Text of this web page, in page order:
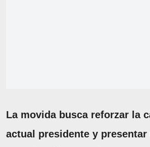
La movida busca reforzar la
actual presidente y